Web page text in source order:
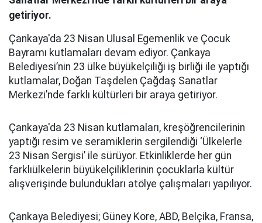
getiriyor.
Çankaya'da 23 Nisan Ulusal Egemenlik ve Çocuk
Bayramı kutlamaları devam ediyor. Çankaya
Belediyesi’nin 23 ülke büyükelçiliği iş birliği ile yaptığı
kutlamalar, Doğan Taşdelen Çağdaş Sanatlar
Merkezi’nde farklı kültürleri bir araya getiriyor.
Çankaya'da 23 Nisan kutlamaları, kreşöğrencilerinin
yaptığı resim ve seramiklerin sergilendiği ‘Ülkelerle
23 Nisan Sergisi’ ile sürüyor. Etkinliklerde her gün
farklıülkelerin büyükelçiliklerinin çocuklarla kültür
alışverişinde bulundukları atölye çalışmaları yapılıyor.
Çankaya Belediyesi; Güney Kore, ABD, Belçika, Fransa,